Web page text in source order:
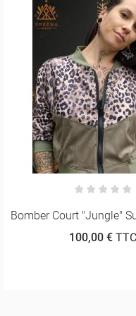
Bomber Court "jungle"
100,00 €TTC